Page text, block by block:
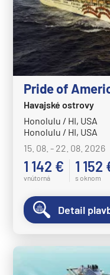
Pride of
Havajské ostrovy
Honolulu / HI, USA
Honolulu / HI, USA
15. 08. - 22. 08. 2026
1 142 €
vnútorná
1 152
s oknom
Detail